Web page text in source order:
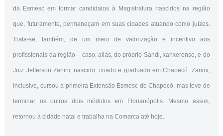
da Esmesc em formar candidatos à Magistratura nascidos na região
que, futuramente, permaneçam em suas cidades atuando como juízes.
Trata-se, também, de um meio de valorização e incentivo aos
profissionais da região – caso, aliás, do próprio Sandi, xanxerense, e do
Juiz Jefferson Zanini, nascido, criado e graduado em Chapecó. Zanini,
inclusive, cursou a primeira Extensão Esmesc de Chapecó, mas teve de
terminar os outros dois módulos em Florianópolis. Mesmo assim,
retornou à cidade natal e trabalha na Comarca até hoje.